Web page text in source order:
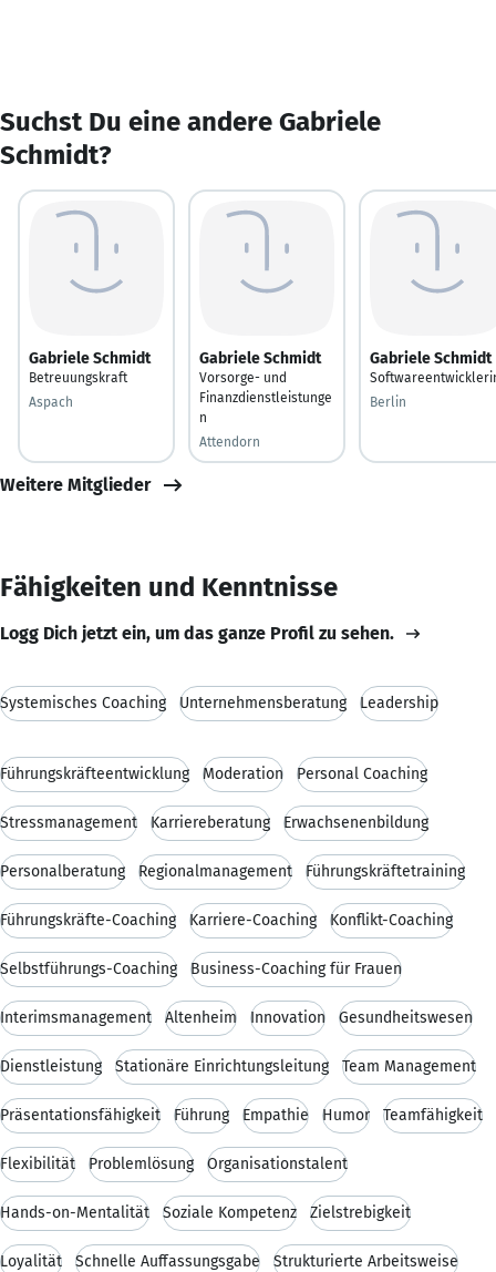
Suchst Du eine andere Gabriele
Schmidt?
Gabriele Schmidt
Betreuungskraft
Aspach
Gabriele Schmidt
Vorsorge- und
Finanzdienstleistunge
n
Attendorn
Gabriele Schmidt
Berlin
Weitere Mitglieder
Fähigkeiten und Kenntnisse
Logg Dich jetzt ein, um das ganze Profil zu sehen.
Systemisches Coaching Unternehmensberatung Leadership
Führungskräfteentwicklung Moderation Personal Coaching
Stressmanagement Karriereberatung Erwachsenenbildung
Personalberatung Regionalmanagement Führungskräftetraining
Führungskräfte-Coaching Karriere-Coaching Konflikt-Coaching
Selbstführungs-Coaching Business-Coaching für Frauen
Interimsmanagement Altenheim Innovation Gesundheitswesen
Dienstleistung Stationäre Einrichtungsleitung Team Management
Präsentationsfähigkeit Führung Empathie Humor Teamfähigkeit
Flexibilität Problemlösung Organisationstalent
Hands-on-Mentalität Soziale Kompetenz Zielstrebigkeit
Loyalität Schnelle Auffassungsgabe Strukturierte Arbeitsweise